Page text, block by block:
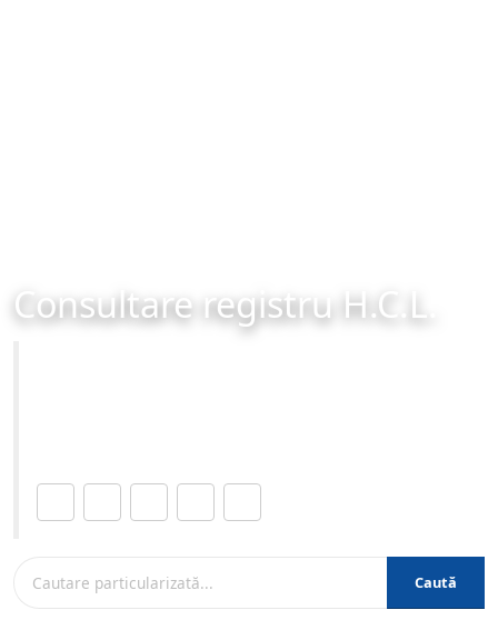
Consultare registru H.C.L.
Caută